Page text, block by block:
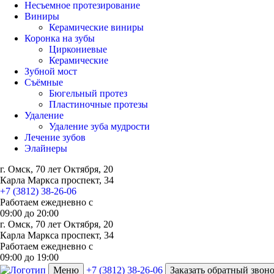
Несъемное протезирование
Виниры
Керамические виниры
Коронка на зубы
Циркониевые
Керамические
Зубной мост
Съёмные
Бюгельный протез
Пластиночные протезы
Удаление
Удаление зуба мудрости
Лечение зубов
Элайнеры
г. Омск, 70 лет Октября, 20
Карла Маркса проспект, 34
+7 (3812) 38-26-06
Работаем ежедневно с
09:00 до 20:00
г. Омск, 70 лет Октября, 20
Карла Маркса проспект, 34
Работаем ежедневно с
09:00 до 19:00
Меню
+7 (3812) 38-26-06 Заказать обратный